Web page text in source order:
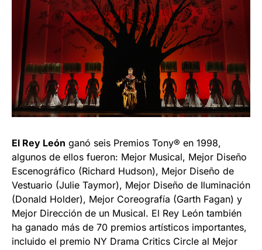
El Rey León ganó seis Premios Tony® en 1998,
algunos de ellos fueron: Mejor Musical, Mejor Diseño
Escenográfico (Richard Hudson), Mejor Diseño de
Vestuario (Julie Taymor), Mejor Diseño de Iluminación
(Donald Holder), Mejor Coreografía (Garth Fagan) y
Mejor Dirección de un Musical. El Rey León también
ha ganado más de 70 premios artísticos importantes,
incluido el premio NY Drama Critics Circle al Mejor